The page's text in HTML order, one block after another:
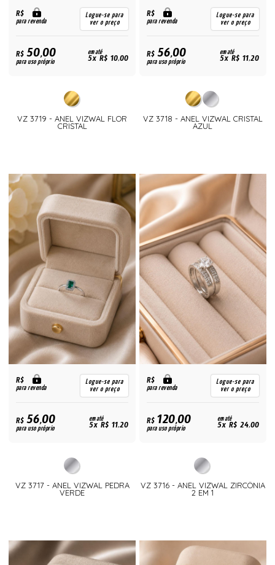
R$
para revenda
Logue-se para
ver o preço
R$50,00
para uso próprio
em até
5x R$ 10,00
VZ 3719 - ANEL VIZWAL FLOR
CRISTAL
R$
para revenda
Logue-se para
ver o preço
R$56,00
para uso próprio
em até
5x R$ 11,20
VZ 3718 - ANEL VIZWAL CRISTAL
AZUL
R$
para revenda
Logue-se para
ver o preço
R$56,00
para uso próprio
em até
5x R$ 11,20
VZ 3717 - ANEL VIZWAL PEDRA
VERDE
R$
para revenda
Logue-se para
ver o preço
R$120,00
para uso próprio
em até
5x R$ 24,00
VZ 3716 - ANEL VIZWAL ZIRCÔNIA
2 EM 1